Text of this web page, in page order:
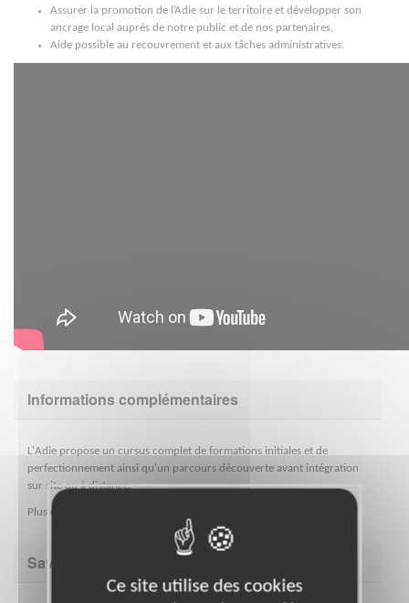
Assurer la promotion de l’Adie sur le territoire et développer son
ancrage local auprès de notre public et de nos partenaires,
Aide possible au recouvrement et aux tâches administratives.
Informations complémentaires
L'Adie propose un cursus complet de formations initiales et de
perfectionnement ainsi qu'un parcours découverte avant intégration
sur site ou à distance.
Plus de détails sur notre association sur
Savoir être & compétences
Ce site utilise des cookies